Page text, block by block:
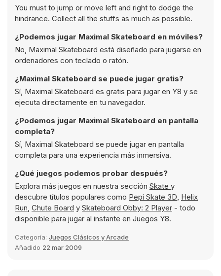
You must to jump or move left and right to dodge the
hindrance. Collect all the stuffs as much as possible.
¿Podemos jugar Maximal Skateboard en móviles?
No, Maximal Skateboard está diseñado para jugarse en
ordenadores con teclado o ratón.
¿Maximal Skateboard se puede jugar gratis?
Sí, Maximal Skateboard es gratis para jugar en Y8 y se
ejecuta directamente en tu navegador.
¿Podemos jugar Maximal Skateboard en pantalla
completa?
Sí, Maximal Skateboard se puede jugar en pantalla
completa para una experiencia más inmersiva.
¿Qué juegos podemos probar después?
Explora más juegos en nuestra sección Skate y
descubre títulos populares como Pepi Skate 3D, Helix
Run, Chute Board y Skateboard Obby: 2 Player - todo
disponible para jugar al instante en Juegos Y8.
Categoría: Juegos Clásicos y Arcade
Añadido 22 mar 2009